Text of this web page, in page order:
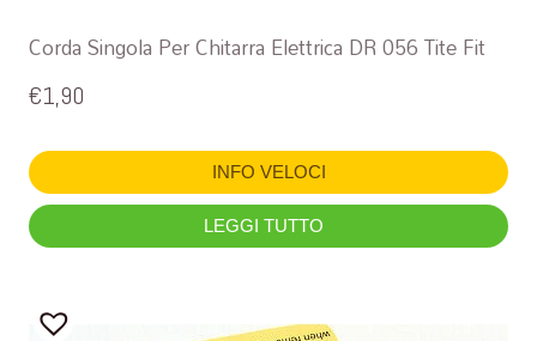
Corda Singola Per Chitarra Elettrica DR 056 Tite Fit
€1,90
INFO VELOCI
LEGGI TUTTO